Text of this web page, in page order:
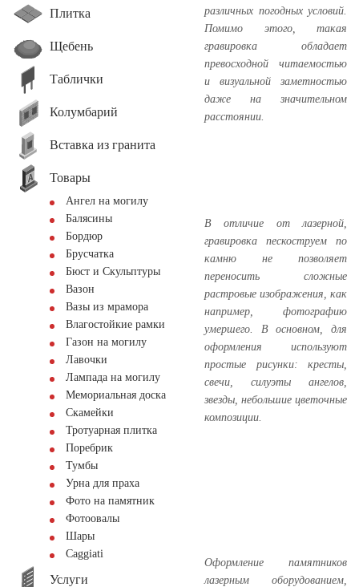
Плитка
Щебень
Таблички
Колумбарий
Вставка из гранита
Товары
Ангел на могилу
Балясины
Бордюр
Брусчатка
Бюст и Скульптуры
Вазон
Вазы из мрамора
Влагостойкие рамки
Газон на могилу
Лавочки
Лампада на могилу
Мемориальная доска
Скамейки
Тротуарная плитка
Поребрик
Тумбы
Урна для праха
Фото на памятник
Фотоовалы
Шары
Сaggiati
Услуги
различных погодных условий.
Помимо этого, такая
гравировка обладает
превосходной читаемостью
и визуальной заметностью
даже на значительном
расстоянии.
В отличие от лазерной,
гравировка пескоструем по
камню не позволяет
переносить сложные
растровые изображения, как
например, фотографию
умершего. В основном, для
оформления используют
простые рисунки: кресты,
свечи, силуэты ангелов,
звезды, небольшие цветочные
композиции.
Оформление памятников
лазерным оборудованием,